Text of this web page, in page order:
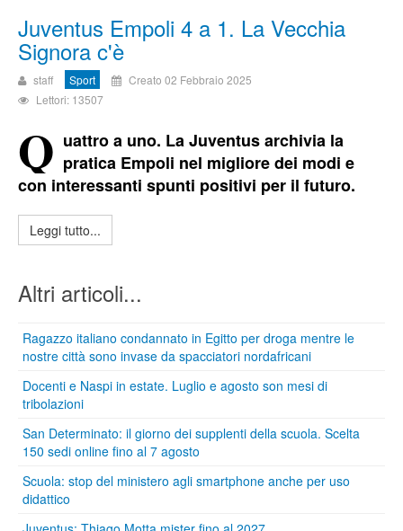
Juventus Empoli 4 a 1. La Vecchia
Signora c'è
staff Sport
Creato 02 Febbraio 2025
Lettori: 13507
Q uattro a uno. La Juventus archivia la
pratica Empoli nel migliore dei modi e
con interessanti spunti positivi per il futuro.
Leggi tutto...
Altri articoli...
Ragazzo italiano condannato in Egitto per droga mentre le
nostre città sono invase da spacciatori nordafricani
Docenti e Naspi in estate. Luglio e agosto son mesi di
tribolazioni
San Determinato: il giorno dei supplenti della scuola. Scelta
150 sedi online fino al 7 agosto
Scuola: stop del ministero agli smartphone anche per uso
didattico